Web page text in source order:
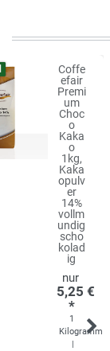
Coffe
efair
Premi
um
Choc
o
Kaka
o
1kg,
Kaka
opulv
er
14%
vollm
undig
scho
kolad
ig
5,25 €
*
1
Kilogramm